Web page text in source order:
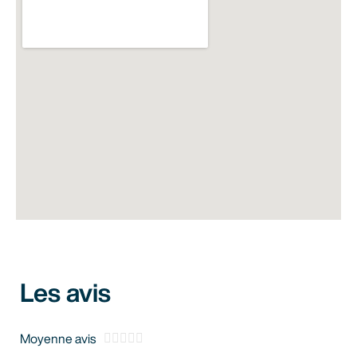
Les avis
Moyenne avis     